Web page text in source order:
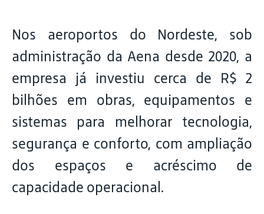
Nos aeroportos do Nordeste, sob
administração da Aena desde 2020, a
empresa já investiu cerca de R$ 2
bilhões em obras, equipamentos e
sistemas para melhorar tecnologia,
segurança e conforto, com ampliação
dos espaços e acréscimo de
capacidade operacional.